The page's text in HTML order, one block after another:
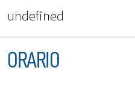
undefined
ORARIO